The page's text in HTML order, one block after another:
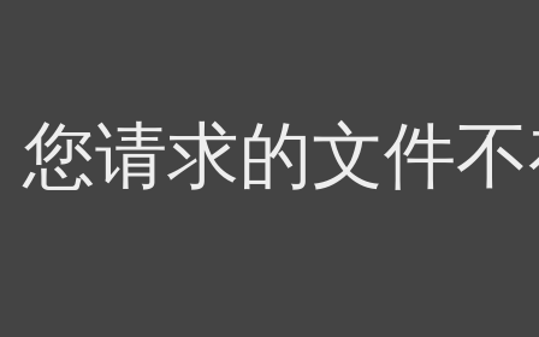
您请求的文件